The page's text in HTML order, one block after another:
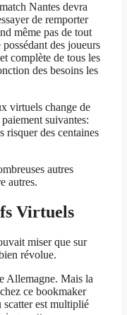
Nantes devra
de remporter
même pas de tout
des joueurs
complète de tous les
des besoins les
virtuels change de
suivantes:
des centaines
autres
autres.
Virtuels
miser que sur
révolue.
Allemagne. Mais la
ce bookmaker
scatter est multiplié